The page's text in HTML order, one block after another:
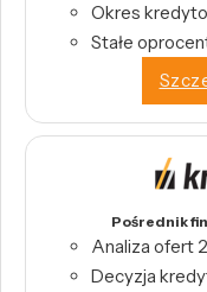
Okres
Stałe
Pośrednik
Analiza ofert
Decyzja